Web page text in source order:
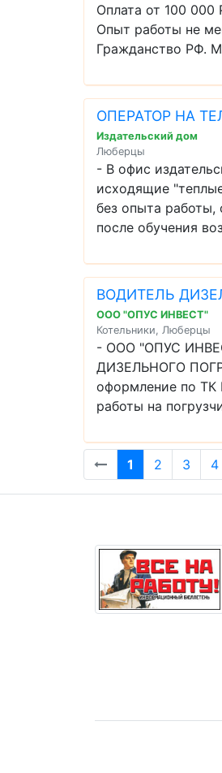
Оплата от 100 000
Опыт работы не
Гражданство РФ.
ОПЕРАТОР НА
Издательский дом
Люберцы
- В офис
исходящие
без опыта работы,
после обучения
ВОДИТЕЛЬ
ООО "ОПУС ИНВЕСТ"
Котельники, Люберцы
- ООО "ОПУС
ДИЗЕЛЬНОГО
оформление по ТК
работы на
1 2 3 4